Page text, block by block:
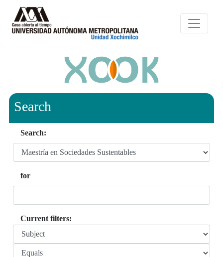
Search
Search:
for
Current filters: